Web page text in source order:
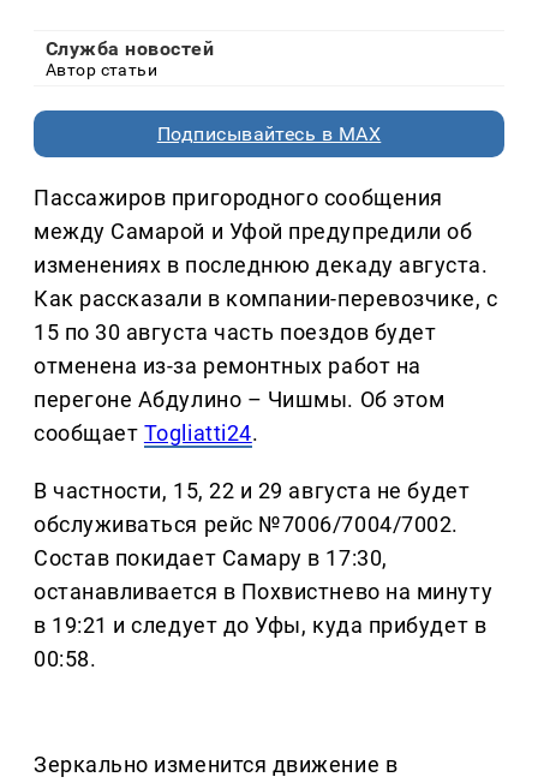
Служба новостей
Автор статьи
Подписывайтесь в MAX
Пассажиров пригородного сообщения
между Самарой и Уфой предупредили об
изменениях в последнюю декаду августа.
Как рассказали в компании-перевозчике, с
15 по 30 августа часть поездов будет
отменена из-за ремонтных работ на
перегоне Абдулино – Чишмы. Об этом
сообщает Togliatti24.
В частности, 15, 22 и 29 августа не будет
обслуживаться рейс №7006/7004/7002.
Состав покидает Самару в 17:30,
останавливается в Похвистнево на минуту
в 19:21 и следует до Уфы, куда прибудет в
00:58.
Зеркально изменится движение в